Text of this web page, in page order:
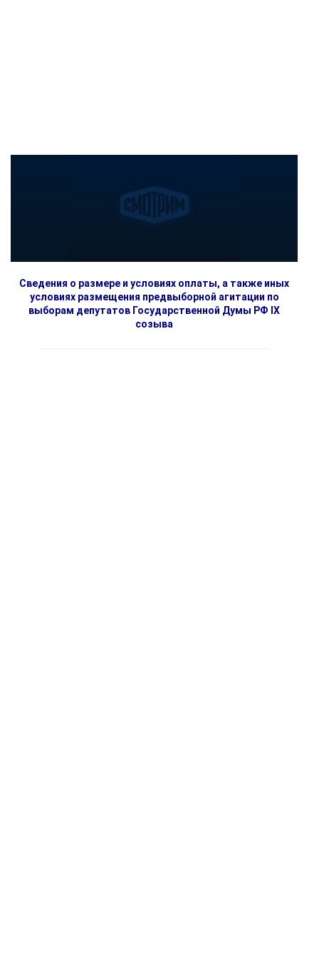
Сведения о размере и условиях оплаты, а также иных
условиях размещения предвыборной агитации по
выборам депутатов Государственной Думы РФ IX
созыва